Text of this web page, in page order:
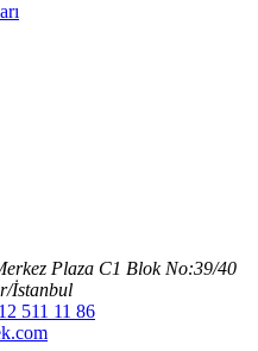
Plaza C1 Blok No:39/40
İstanbul
511 11 86